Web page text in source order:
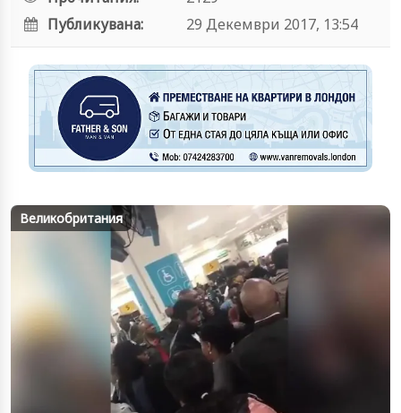
Публикувана:
29 Декември 2017, 13:54
Великобритания